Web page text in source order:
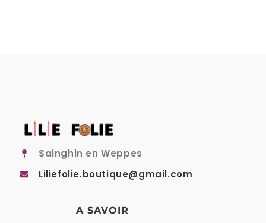
Sainghin en Weppes
Liliefolie.boutique@gmail.com
A SAVOIR